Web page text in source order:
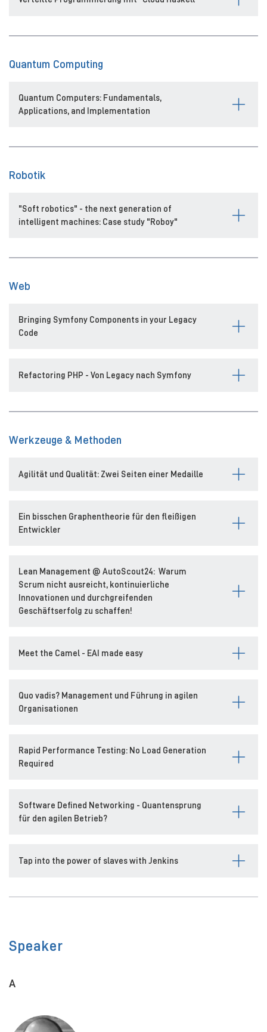
Quantum Computing
Quantum Computers: Fundamentals,
Applications, and Implementation
Robotik
"Soft robotics" - the next generation of
intelligent machines: Case study "Roboy"
Web
Bringing Symfony Components in your Legacy
Code
Refactoring PHP - Von Legacy nach Symfony
Werkzeuge & Methoden
Agilität und Qualität: Zwei Seiten einer Medaille
Ein bisschen Graphentheorie für den fleißigen
Entwickler
Lean Management @ AutoScout24: Warum
Scrum nicht ausreicht, kontinuierliche
Innovationen und durchgreifenden
Geschäftserfolg zu schaffen!
Meet the Camel - EAI made easy
Quo vadis? Management und Führung in agilen
Organisationen
Rapid Performance Testing: No Load Generation
Required
Software Defined Networking - Quantensprung
für den agilen Betrieb?
Tap into the power of slaves with Jenkins
Speaker
A